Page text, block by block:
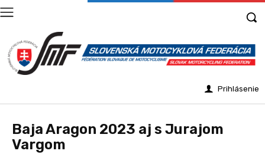
Prihlásenie
Baja Aragon 2023 aj s Jurajom
Vargom